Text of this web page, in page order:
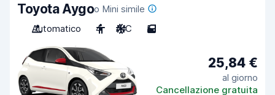
Toyota Aygoo Mini simile
Automatico
4 A/C 5
25,84 €
al giorno
Cancellazione gratuita